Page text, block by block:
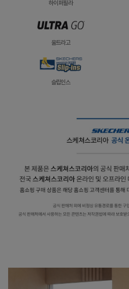
하이퍼필라
울트라고
슬립인스